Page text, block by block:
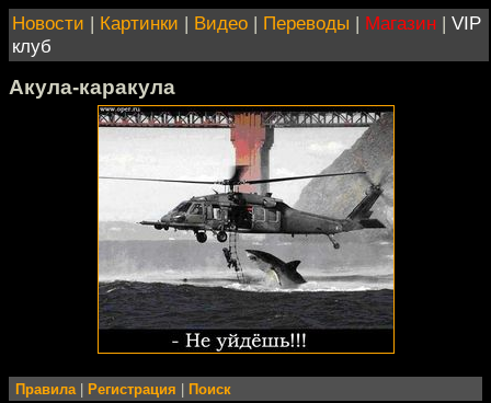
Новости | Картинки | Видео | Переводы | Магазин | VIP
клуб
Акула-каракула
Правила Регистрация Поиск